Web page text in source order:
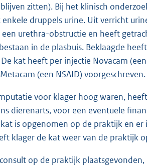
zitten). Bij het klinisch
druppels urine. Uit verricht
urethra-obstructie en heeft
in de plasbuis. Beklaagde
kat heeft per injectie Novacam
(een NSAID) voorgeschreven.
voor klager hoog waren,
dierenarts, voor een eventuele
is opgenomen op de praktijk en
klager de kat weer van de praktijk
op de praktijk